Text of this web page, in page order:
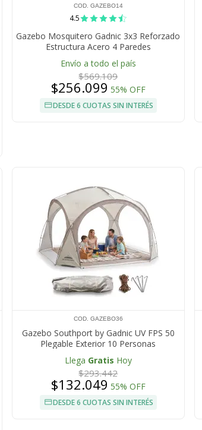
COD. GAZEBO14
4.5
Gazebo Mosquitero Gadnic 3x3 Reforzado
Estructura Acero 4 Paredes
Envío a todo el país
$569.109
$256.099 55% OFF
DESDE 6 CUOTAS SIN INTERÉS
COD. GAZEBO36
Gazebo Southport by Gadnic UV FPS 50
Plegable Exterior 10 Personas
Llega Gratis Hoy
$293.442
$132.049 55% OFF
DESDE 6 CUOTAS SIN INTERÉS